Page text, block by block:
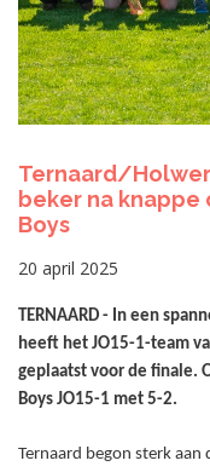
Ternaard/
beker na knappe
Boys
20 april 2025
TERNAARD - In een
heeft het JO15-1-team
geplaatst voor de finale.
Boys JO15-1 met 5-2.
Ternaard begon sterk aan